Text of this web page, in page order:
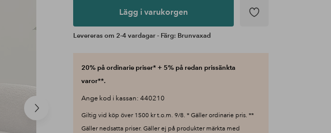
Nästa
produkt
Lägg i varukorgen
Levereras om 2-4 vardagar - Färg: Brunvaxad
20% på ordinarie priser* + 5% på redan prissänkta
varor**.
Ange kod i kassan: 440210
Giltig vid köp över 1500 kr t.o.m. 9/8. * Gäller ordinarie pris. **
Gäller nedsatta priser. Gäller ej på produkter märkta med